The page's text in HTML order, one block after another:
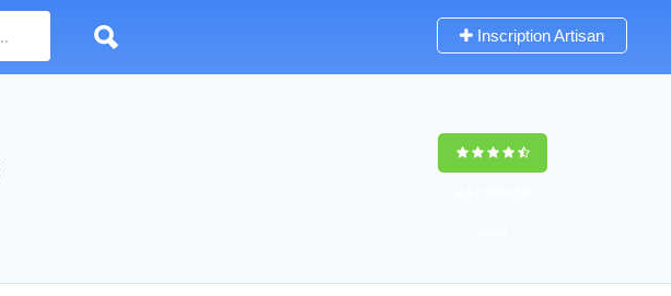
Inscription Artisan